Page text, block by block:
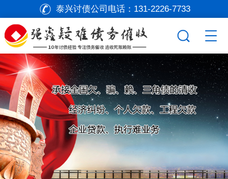
泰兴讨债公司电话： 131-2226-7733